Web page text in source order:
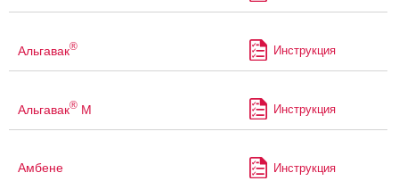
Альгавак® Инструкция
Альгавак® М Инструкция
Амбене Инструкция